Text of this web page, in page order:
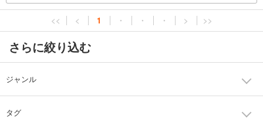
<< < 1 ・ ・ ・ > >>
さらに絞り込む
ジャンル
タグ